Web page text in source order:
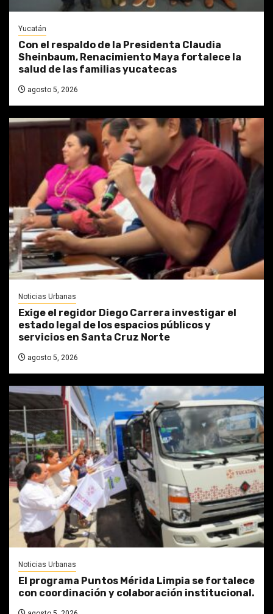
Yucatán
Con el respaldo de la Presidenta Claudia
Sheinbaum, Renacimiento Maya fortalece la
salud de las familias yucatecas
agosto 5, 2026
Noticias Urbanas
Exige el regidor Diego Carrera investigar el
estado legal de los espacios públicos y
servicios en Santa Cruz Norte
agosto 5, 2026
Noticias Urbanas
El programa Puntos Mérida Limpia se fortalece
con coordinación y colaboración institucional.